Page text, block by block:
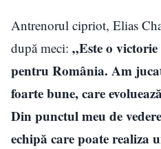
Antrenorul cipriot, Elias
după meci: „Este o
pentru România. Am
foarte bune, care
Din punctul meu de
echipă care poate realiza